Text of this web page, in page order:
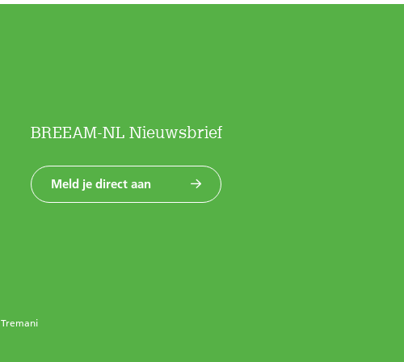
BREEAM-NL Nieuwsbrief
Meld je direct aan
Tremani